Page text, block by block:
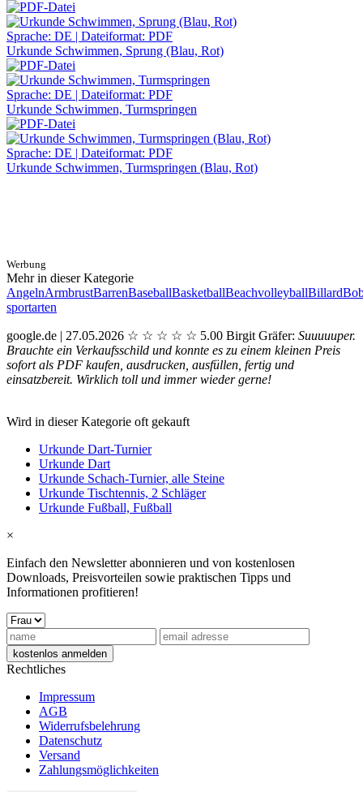
Sprache: DE | Dateiformat: PDF
Urkunde Schwimmen, Sprung (Blau, Rot)
Sprache: DE | Dateiformat: PDF
Urkunde Schwimmen, Turmspringen
Sprache: DE | Dateiformat: PDF
Urkunde Schwimmen, Turmspringen (Blau, Rot)
Werbung
Mehr in dieser Kategorie
AngelnArmbrustBarrenBaseballBasketballBeachvolleyballBillard
sportarten
google.de | 27.05.2026 ☆ ☆ ☆ ☆ ☆ 5.00 Birgit Gräfer: Suuuuuper.
Brauchte ein Verkaufsschild und konnte es zu einem kleinen Preis
sofort als PDF kaufen, ausdrucken, ausfüllen, fertig und
einsatzbereit. Wirklich toll und immer wieder gerne!
Wird in dieser Kategorie oft gekauft
Urkunde Dart-Turnier
Urkunde Dart
Urkunde Schach-Turnier, alle Steine
Urkunde Tischtennis, 2 Schläger
Urkunde Fußball, Fußball
×
Einfach den Newsletter abonnieren und von kostenlosen
Downloads, Preisvorteilen sowie praktischen Tipps und
Informationen profitieren!
Rechtliches
Impressum
AGB
Widerrufsbelehrung
Datenschutz
Versand
Zahlungsmöglichkeiten